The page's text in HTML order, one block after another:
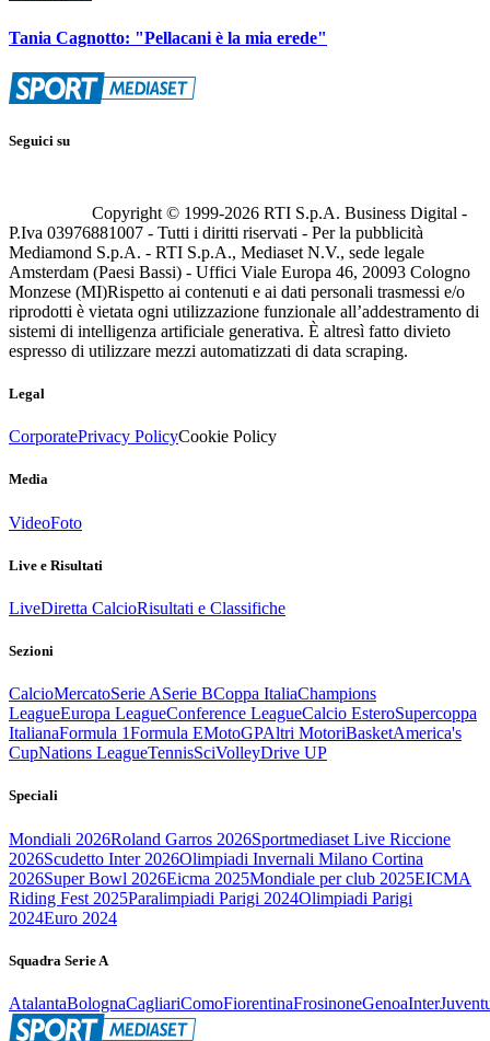
Tania Cagnotto: "Pellacani è la mia erede"
Seguici su
Copyright © 1999-2026 RTI S.p.A. Business Digital -
P.Iva 03976881007 - Tutti i diritti riservati - Per la pubblicità
Mediamond S.p.A. - RTI S.p.A., Mediaset N.V., sede legale
Amsterdam (Paesi Bassi) - Uffici Viale Europa 46, 20093 Cologno
Monzese (MI)Rispetto ai contenuti e ai dati personali trasmessi e/o
riprodotti è vietata ogni utilizzazione funzionale all’addestramento di
sistemi di intelligenza artificiale generativa. È altresì fatto divieto
espresso di utilizzare mezzi automatizzati di data scraping.
Legal
CorporatePrivacy PolicyCookie Policy
Media
VideoFoto
Live e Risultati
LiveDiretta CalcioRisultati e Classifiche
Sezioni
CalcioMercatoSerie ASerie BCoppa ItaliaChampions
LeagueEuropa LeagueConference LeagueCalcio EsteroSupercoppa
ItalianaFormula 1Formula EMotoGPAltri MotoriBasketAmerica's
CupNations LeagueTennisSciVolleyDrive UP
Speciali
Mondiali 2026Roland Garros 2026Sportmediaset Live Riccione
2026Scudetto Inter 2026Olimpiadi Invernali Milano Cortina
2026Super Bowl 2026Eicma 2025Mondiale per club 2025EICMA
Riding Fest 2025Paralimpiadi Parigi 2024Olimpiadi Parigi
2024Euro 2024
Squadra Serie A
AtalantaBolognaCagliariComoFiorentinaFrosinoneGenoaInter